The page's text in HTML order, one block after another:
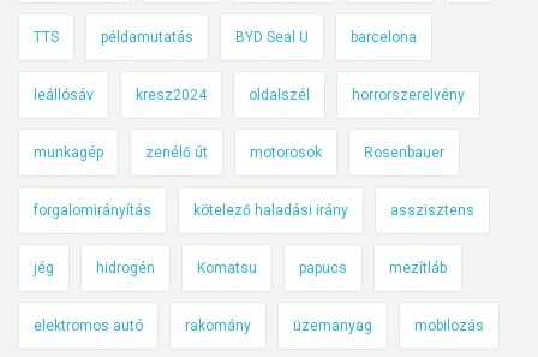
TTS példamutatás BYD Seal U barcelona
leállósáv kresz2024 oldalszél horrorszerelvény
munkagép zenélő út motorosok Rosenbauer
forgalomirányítás kötelező haladási irány asszisztens
jég hidrogén Komatsu papucs mezítláb
elektromos autó rakomány üzemanyag mobilozás